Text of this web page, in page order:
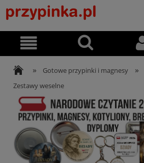
» Gotowe przypinki i magnesy »
Zestawy weselne